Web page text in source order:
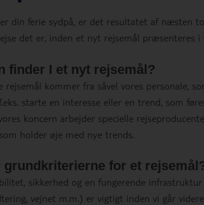
din ferie sydpå, er det resultatet af næsten
det er, inden et nyt rejsemål præsenteres i
finder I et nyt rejsemål?
rejsemål kommer fra såvel vores personale,
starte en interesse eller en trend, som
koncern arbejder specielle
holder øje med nye trends.
grundkriterierne for et
sikkerhed og en fungerende infrastruktur
vejnet m.m.) er vigtigt inden vi går